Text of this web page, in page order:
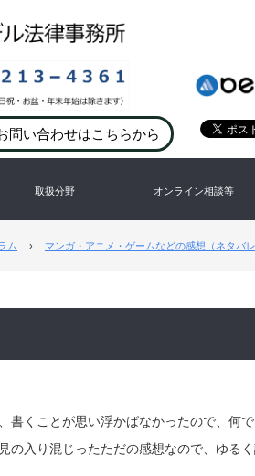
問い合わせはこちらから
取扱分野 オンライン相談等
ム › マンガ・アニメ・ゲームなどの感想（ネタバレ
くことが思い浮かばなかったので、 何
の入り混じったただの感想なので、ゆるく